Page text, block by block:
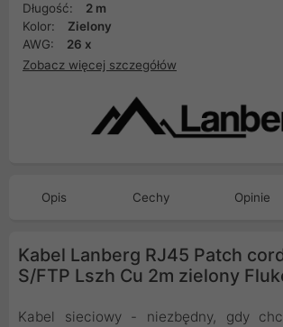
Długość:
2 m
Kolor:
Zielony
AWG:
26 x
Zobacz więcej szczegółów
Opis Cechy Opinie
Kabel Lanberg RJ45 Patch
S/FTP Lszh Cu 2m zielony
Kabel sieciowy - niezbędny, gdy